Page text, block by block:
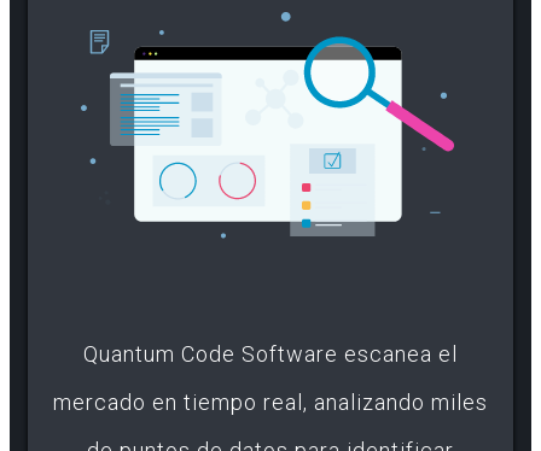
Quantum Code Software escanea el
mercado en tiempo real, analizando miles